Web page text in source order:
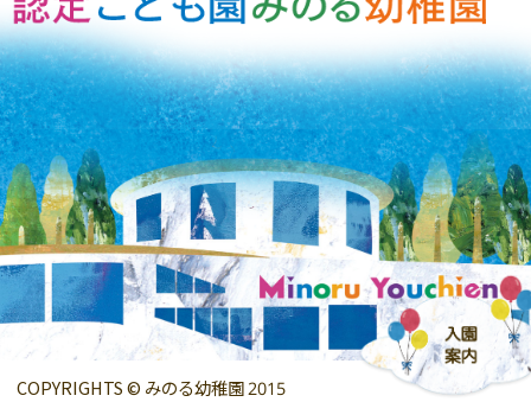
COPYRIGHTS © みのる幼稚園 2015